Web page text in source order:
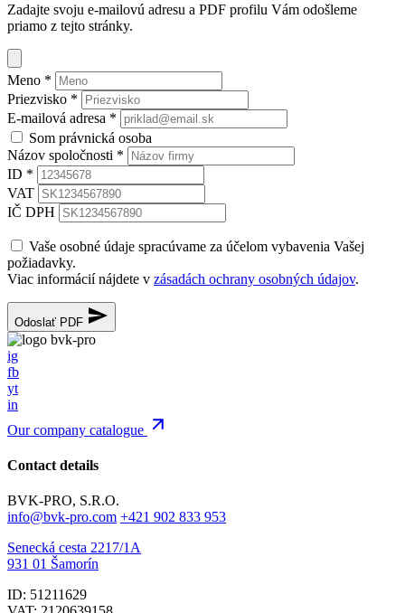
Zadajte svoju e-mailovú adresu a PDF profilu Vám odošleme
priamo z tejto stránky.
Meno *
Priezvisko *
E-mailová adresa *
Som právnická osoba
Názov spoločnosti *
ID *
VAT
IČ DPH
Vaše osobné údaje spracúvame za účelom vybavenia Vašej
požiadavky.
Viac informácií nájdete v zásadách ochrany osobných údajov.
Odoslať PDF
ig
fb
yt
in
Our company catalogue
Contact details
BVK-PRO, S.R.O.
info@bvk-pro.com +421 902 833 953
Senecká cesta 2217/1A
931 01 Šamorín
ID: 51211629